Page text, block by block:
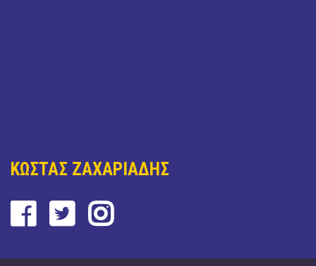
ΚΩΣΤΑΣ ΖΑΧΑΡΙΑΔΗΣ